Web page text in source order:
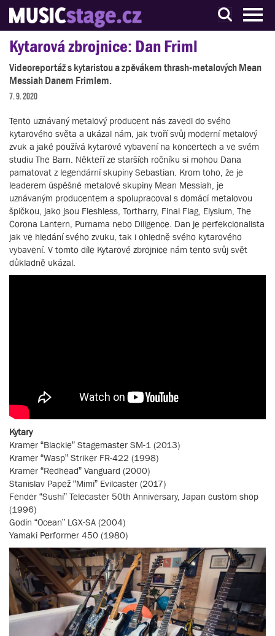
S muzikanty pro muzikanty
Kytarová zbrojnice: Dan Friml
Videoreportáž s kytaristou a zpěvákem thrash-metalových Mean
Messiah Danem Frimlem.
7. 9. 2020
Tento uznávaný metalový producent nás zavedl do svého
kytarového světa a ukázal nám, jak tvoří svůj moderní metalový
zvuk a jaké používá kytarové vybavení na koncertech a ve svém
studiu The Barn. Někteří ze starších ročníku si mohou Dana
pamatovat z legendární skupiny Sebastian. Krom toho, že je
leaderem úspěšné metalové skupiny Mean Messiah, je
uznávaným producentem a spolupracoval s domácí metalovou
špičkou, jako jsou Fleshless, Tortharry, Final Flag, Elysium, The
Corona Lantern, Purnama nebo Diligence. Dan je perfekcionalista
jak ve hledání svého zvuku, tak i ohledně svého kytarového
vybavení. V tomto díle Kytarové zbrojnice nám tento svůj svět
důkladně ukázal.
Kytary
Kramer “Blackie” Stagemaster SM-1 (2013)
Kramer “Wasp” Striker FR-422 (1998)
Kramer “Redhead” Vanguard (2000)
Stanislav Papež “Mimi” Evilcaster (2017)
Fender “Sushi” Telecaster 50th Anniversary, Japan custom shop
(1996)
Godin “Ocean” LGX-SA (2004)
Yamaki Performer 450 (1980)